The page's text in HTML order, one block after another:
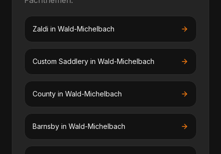
Zaldi in Wald-Michelbach
Custom Saddlery in Wald-Michelbach
County in Wald-Michelbach
Barnsby in Wald-Michelbach